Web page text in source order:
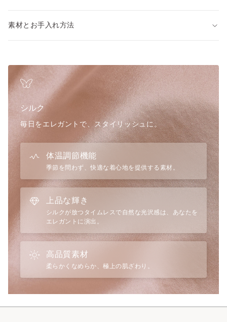
インナーからナイトウェア、さらにはジャケットとのコーディ
・快適なペチコートをお求めの方
◆デザイン
・胸元と裾にコントラストレースのディテール
・Vネック
・ヒップ下 (175cmモデル)
・Aライン
・細めの調節可能ストラップ
◆機能
・なめらかな肌触り
・吸湿性・放湿性が高く、蒸れにくい
・保温性があり、夏は涼しく冬は暖かい
・光沢があり、高級感がある
・紫外線（UV）カット効果が期待できる
・人の肌に近いタンパク質構造で、肌に優しい
◆仕様
・ストラップ：長さ調節可
・ストレッチ：あり
・透け感：なし
素材とお手入れ方法
シルク
毎日をエレガントで、スタイリッシュに。
体温調節機能
季節を問わず、快適な着心地を提供する素材。
上品な輝き
シルクが放つタイムレスで自然な光沢感は、あなたを
エレガントに演出。
高品質素材
柔らかくなめらか、極上の肌ざわり。